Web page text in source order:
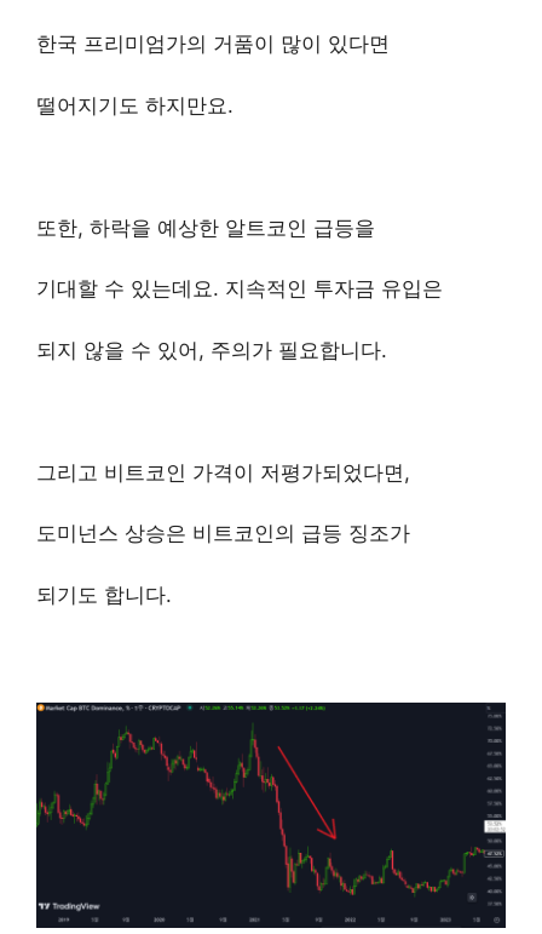
한국 프리미엄가의 거품이 많이 있다면
떨어지기도 하지만요.
또한, 하락을 예상한 알트코인 급등을
기대할 수 있는데요. 지속적인 투자금 유입은
되지 않을 수 있어, 주의가 필요합니다.
그리고 비트코인 가격이 저평가되었다면,
도미넌스 상승은 비트코인의 급등 징조가
되기도 합니다.